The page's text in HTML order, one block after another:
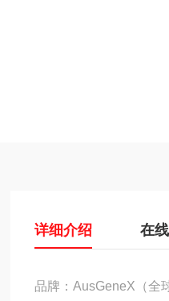
详细介绍 在
品牌：AusGeneX（全